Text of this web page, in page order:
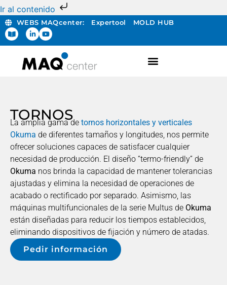
Ir al contenido
WEBS MAQcenter: Expertool MOLD HUB
TORNOS
La amplia gama de tornos horizontales y verticales
Okuma de diferentes tamaños y longitudes, nos permite
ofrecer soluciones capaces de satisfacer cualquier
necesidad de producción. El diseño “termo-friendly” de
Okuma nos brinda la capacidad de mantener tolerancias
ajustadas y elimina la necesidad de operaciones de
acabado o rectificado por separado. Asimismo, las
máquinas multifuncionales de la serie Multus de Okuma
están diseñadas para reducir los tiempos establecidos,
eliminando dispositivos de fijación y número de atadas.
Pedir información